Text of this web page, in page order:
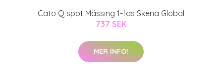
Cato Q spot Mässing 1-fas Skena Global
737 SEK
MER INFO!